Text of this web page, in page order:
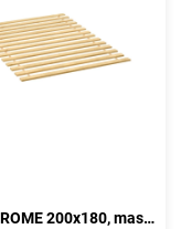
Rošt JEROME 200x180, masiv smrk